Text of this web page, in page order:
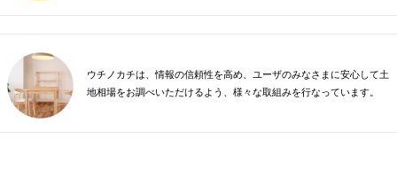
ウチノカチは、情報の信頼性を高め、ユーザのみなさまに安心して土
地相場をお調べいただけるよう、様々な取組みを行なっています。